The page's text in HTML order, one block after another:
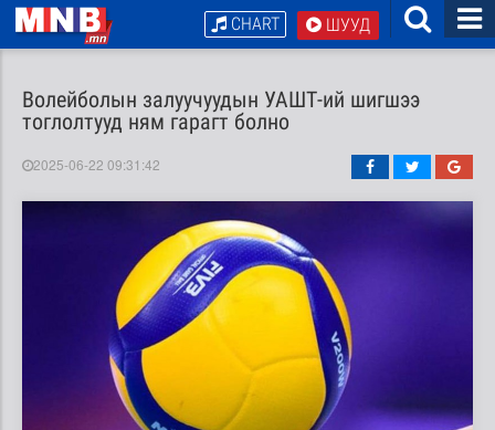
ШУУД
CHART
Волейболын залуучуудын УАШТ-ий шигшээ
тоглолтууд ням гарагт болно
2025-06-22 09:31:42